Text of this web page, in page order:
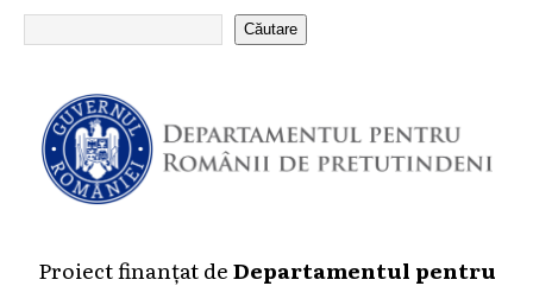
Căutare
Proiect finanțat deDepartamentul pentru